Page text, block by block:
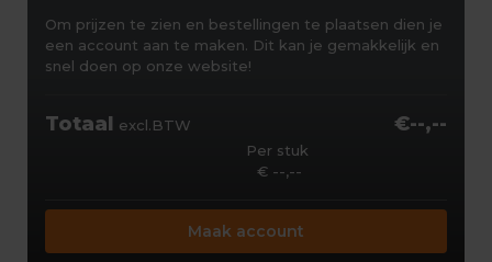
Om prijzen te zien en bestellingen te plaatsen dien je
een account aan te maken. Dit kan je gemakkelijk en
snel doen op onze website!
Totaal excl.BTW €--,--
Per stuk
€ --,--
Maak account